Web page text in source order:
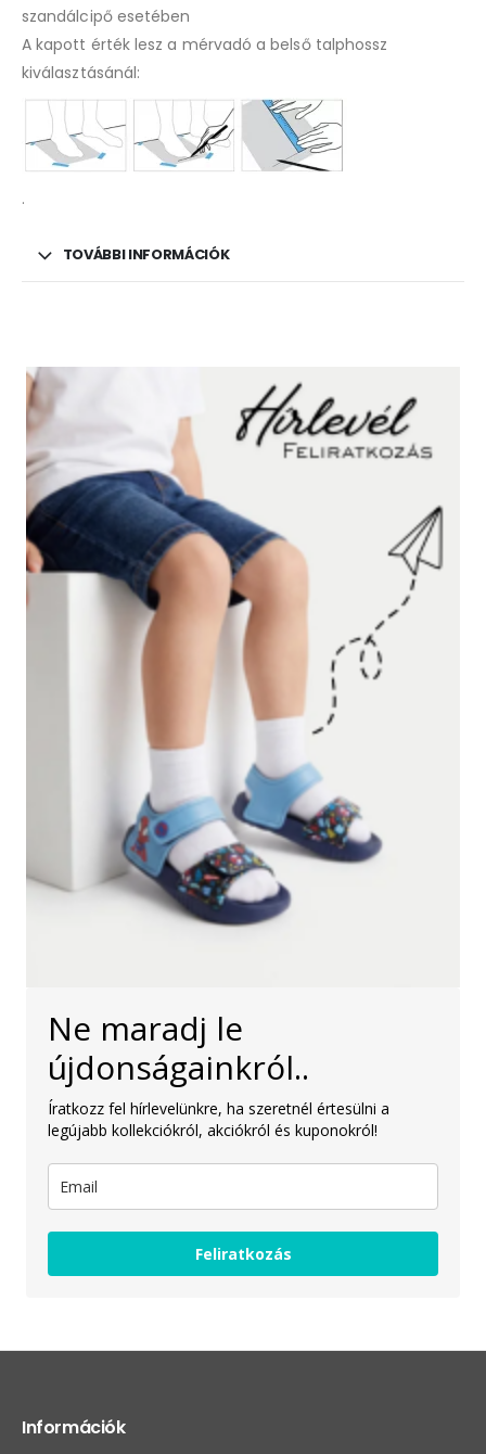
szandálcipő esetében
A kapott érték lesz a mérvadó a belső talphossz
kiválasztásánál:
.
TOVÁBBI INFORMÁCIÓK
Ne maradj le
újdonságainkról..
Íratkozz fel hírlevelünkre, ha szeretnél értesülni a
legújabb kollekciókról, akciókról és kuponokról!
Feliratkozás
Információk